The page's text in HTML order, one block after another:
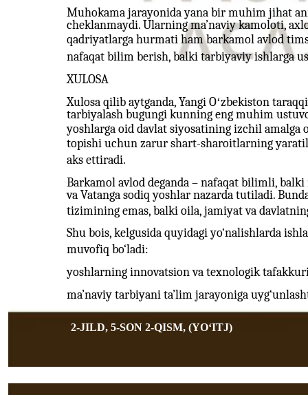
2-JILD, 5-SON 2-QISM, (YOʻITJ)
Muhokama jarayonida yana bir muhim jihat
cheklanmaydi. Ularning ma’naviy kamoloti,
qadriyatlarga hurmati ham barkamol avlod
nafaqat bilim berish, balki tarbiyaviy ishlarga
XULOSA
Xulosa qilib aytganda, Yangi Oʻzbekiston
tarbiyalash bugungi kunning eng muhim
yoshlarga oid davlat siyosatining izchil
topishi uchun zarur shart-sharoitlarning
aks ettiradi.
Barkamol avlod deganda – nafaqat bilimli,
va Vatanga sodiq yoshlar nazarda tutiladi.
tizimining emas, balki oila, jamiyat va
Shu bois, kelgusida quyidagi yo‘nalishlarda
muvofiq bo‘ladi:
yoshlarning innovatsion va texnologik
ma’naviy tarbiyani ta’lim jarayoniga